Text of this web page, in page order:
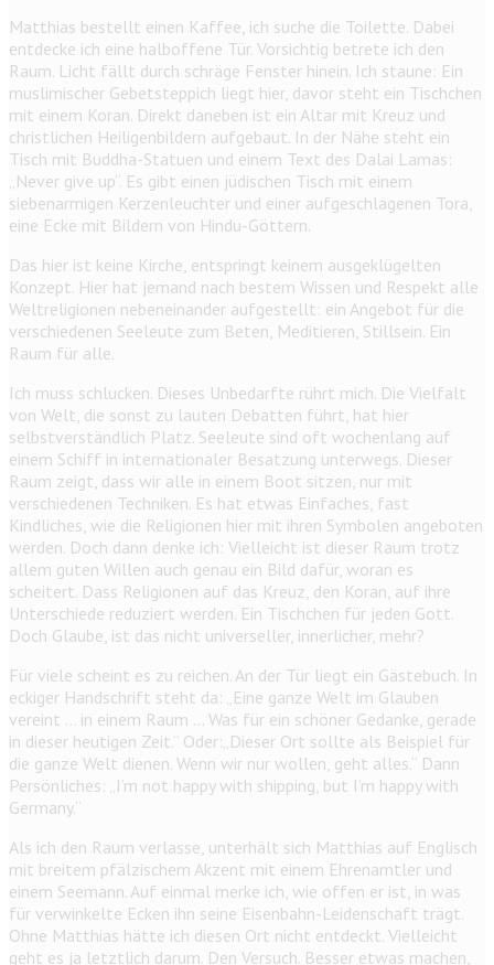
Matthias bestellt einen Kaffee, ich suche die Toilette. Dabei
entdecke ich eine halboffene Tür. Vorsichtig betrete ich den
Raum. Licht fällt durch schräge Fenster hinein. Ich staune: Ein
muslimischer Gebetsteppich liegt hier, davor steht ein Tischchen
mit einem Koran. Direkt daneben ist ein Altar mit Kreuz und
christlichen Heiligenbildern aufgebaut. In der Nähe steht ein
Tisch mit Buddha-Statuen und einem Text des Dalai Lamas:
„Never give up“. Es gibt einen jüdischen Tisch mit einem
siebenarmigen Kerzenleuchter und einer aufgeschlagenen Tora,
eine Ecke mit Bildern von Hindu-Göttern.
Das hier ist keine Kirche, entspringt keinem ausgeklügelten
Konzept. Hier hat jemand nach bestem Wissen und Respekt alle
Weltreligionen nebeneinander aufgestellt: ein Angebot für die
verschiedenen Seeleute zum Beten, Meditieren, Stillsein. Ein
Raum für alle.
Ich muss schlucken. Dieses Unbedarfte rührt mich. Die Vielfalt
von Welt, die sonst zu lauten Debatten führt, hat hier
selbstverständlich Platz. Seeleute sind oft wochenlang auf
einem Schiff in internationaler Besatzung unterwegs. Dieser
Raum zeigt, dass wir alle in einem Boot sitzen, nur mit
verschiedenen Techniken. Es hat etwas Einfaches, fast
Kindliches, wie die Religionen hier mit ihren Symbolen angeboten
werden. Doch dann denke ich: Vielleicht ist dieser Raum trotz
allem guten Willen auch genau ein Bild dafür, woran es
scheitert. Dass Religionen auf das Kreuz, den Koran, auf ihre
Unterschiede reduziert werden. Ein Tischchen für jeden Gott.
Doch Glaube, ist das nicht universeller, innerlicher, mehr?
Für viele scheint es zu reichen. An der Tür liegt ein Gästebuch. In
eckiger Handschrift steht da: „Eine ganze Welt im Glauben
vereint … in einem Raum … Was für ein schöner Gedanke, gerade
in dieser heutigen Zeit.“ Oder:„Dieser Ort sollte als Beispiel für
die ganze Welt dienen. Wenn wir nur wollen, geht alles.“ Dann
Persönliches: „I’m not happy with shipping, but I’m happy with
Germany.“
Als ich den Raum verlasse, unterhält sich Matthias auf Englisch
mit breitem pfälzischem Akzent mit einem Ehrenamtler und
einem Seemann. Auf einmal merke ich, wie offen er ist, in was
für verwinkelte Ecken ihn seine Eisenbahn-Leidenschaft trägt.
Ohne Matthias hätte ich diesen Ort nicht entdeckt. Vielleicht
geht es ja letztlich darum. Den Versuch. Besser etwas machen,